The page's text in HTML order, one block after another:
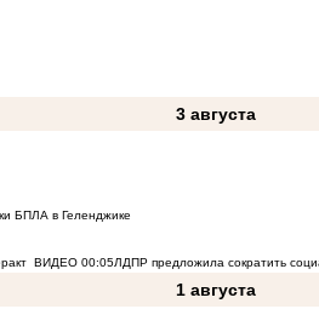
3 августа
БПЛА в Геленджике
ВИДЕО 00:05ЛДПР предложила сократить
1 августа